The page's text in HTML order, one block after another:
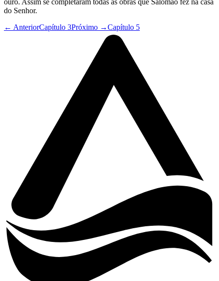
ouro. Assim se completaram todas as obras que Salomão fez na casa
do Senhor.
← AnteriorCapítulo 3Próximo →Capítulo 5